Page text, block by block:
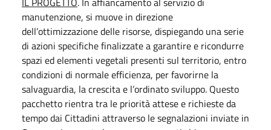
manutenzione, si muove in direzione
dell’ottimizzazione delle risorse, dispiegando una serie
di azioni specifiche finalizzate a garantire e ricondurre
spazi ed elementi vegetali presenti sul territorio, entro
condizioni di normale efficienza, per favorirne la
salvaguardia, la crescita e l’ordinato sviluppo. Questo
pacchetto rientra tra le priorità attese e richieste da
tempo dai Cittadini attraverso le segnalazioni inviate in